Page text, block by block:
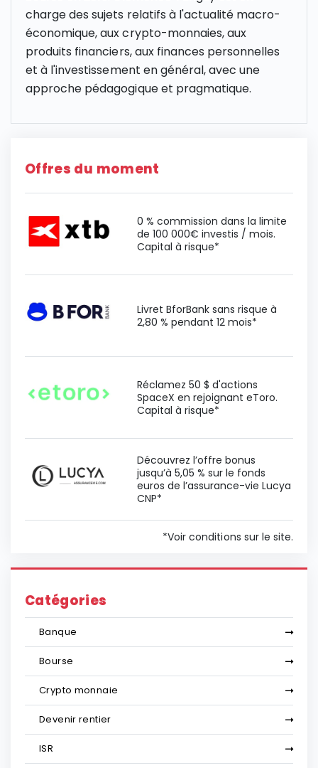
charge des sujets relatifs à l'actualité macro-
économique, aux crypto-monnaies, aux
produits financiers, aux finances personnelles
et à l'investissement en général, avec une
approche pédagogique et pragmatique.
Offres du moment
0 % commission dans la limite
de 100 000€ investis / mois.
Capital à risque*
Livret BforBank sans risque à
2,80 % pendant 12 mois*
Réclamez 50 $ d'actions
SpaceX en rejoignant eToro.
Capital à risque*
Découvrez l’offre bonus
jusqu’à 5,05 % sur le fonds
euros de l’assurance-vie Lucya
CNP*
*Voir conditions sur le site.
Catégories
Banque
Bourse
Crypto monnaie
Devenir rentier
ISR